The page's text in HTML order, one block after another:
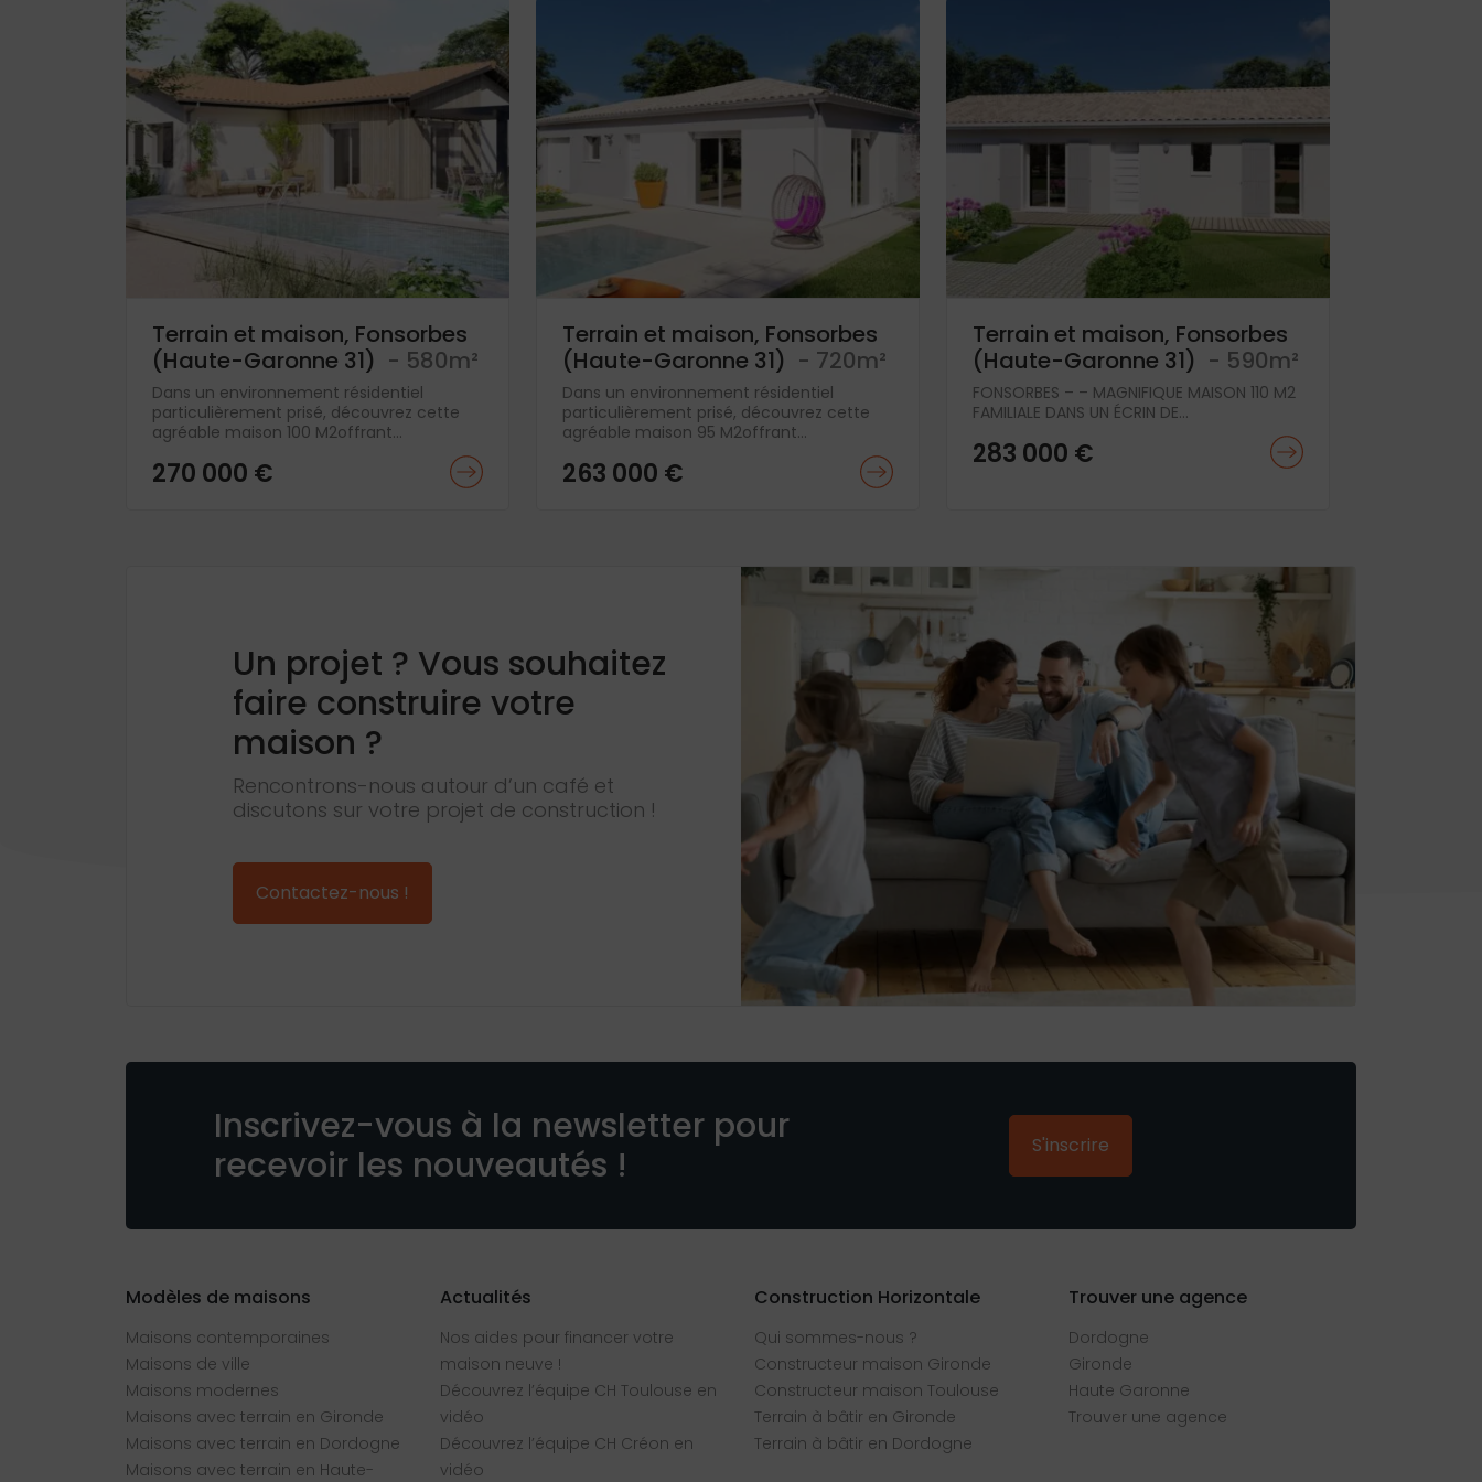
Terrain et maison, Fonsorbes
(Haute-Garonne 31) - 580m²
Dans un environnement résidentiel
particulièrement prisé, découvrez cette
agréable maison 100 M2offrant...
270 000 €
Terrain et maison, Fonsorbes
(Haute-Garonne 31) - 720m²
Dans un environnement résidentiel
particulièrement prisé, découvrez cette
agréable maison 95 M2offrant...
263 000 €
Terrain et maison, Fonsorbes
(Haute-Garonne 31) - 590m²
FONSORBES – – MAGNIFIQUE MAISON 110 M2
FAMILIALE DANS UN ÉCRIN DE...
283 000 €
Un projet ? Vous souhaitez
faire construire votre
maison ?
Rencontrons-nous autour d’un café et
discutons sur votre projet de construction !
Contactez-nous !
Inscrivez-vous à la newsletter pour
recevoir les nouveautés !
S'inscrire
Modèles de maisons
Maisons contemporaines
Maisons de ville
Maisons modernes
Maisons avec terrain en Gironde
Maisons avec terrain en Dordogne
Maisons avec terrain en Haute-
Actualités
Nos aides pour financer votre
maison neuve !
Découvrez l’équipe CH Toulouse en
vidéo
Découvrez l’équipe CH Créon en
vidéo
Construction Horizontale
Qui sommes-nous ?
Constructeur maison Gironde
Constructeur maison Toulouse
Terrain à bâtir en Gironde
Terrain à bâtir en Dordogne
Trouver une agence
Dordogne
Gironde
Haute Garonne
Trouver une agence